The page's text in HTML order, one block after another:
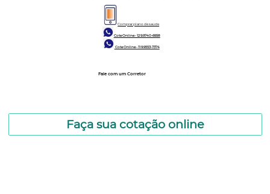
Comprar plano de saúde
Cote Online - 12 9.9740-6958
Cote Online - 11 9.9553-7374
Fale com um Corretor
Faça sua cotação online